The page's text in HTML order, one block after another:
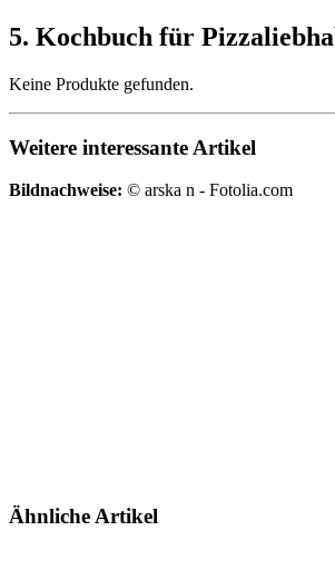
5. Kochbuch für
Keine Produkte gefunden.
Weitere interessante Artikel
Bildnachweise: © arska n - Fotolia.com
Ähnliche Artikel